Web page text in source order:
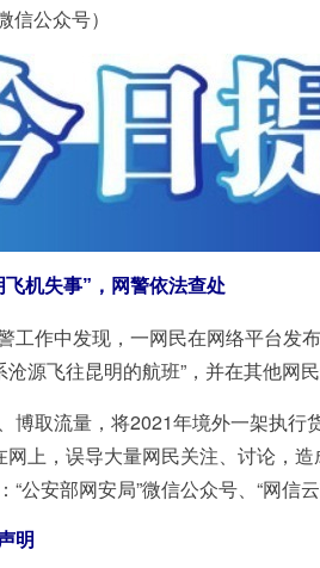
信公众号）
机失事”，网警依法查处
工作中发现，一网民在网络平台发
源飞往昆明的航班”，并在其他网
取流量，将2021年境外一架执行
网上，误导大量网民关注、讨论，
公安部网安局”微信公众号、“网信云
明